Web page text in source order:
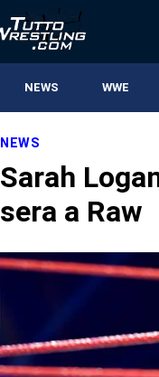
NEWS WWE
NEWS
Sarah
sera a Raw